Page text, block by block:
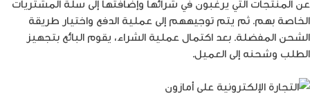
عن المنتجات التي يرغبون في شرائها وإضافتها إلى سلة المشتريات
الخاصة بهم. ثم يتم توجيههم إلى عملية الدفع واختيار طريقة
الشحن المفضلة. بعد اكتمال عملية الشراء، يقوم البائع بتجهيز
الطلب وشحنه إلى العميل.